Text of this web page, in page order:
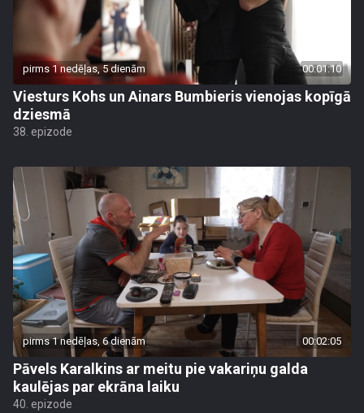
pirms 1 nedēļas, 5 dienām 00:01:10
Viesturs Kohs un Ainars Bumbieris vienojas kopīgā
dziesmā
38. epizode
pirms 1 nedēļas, 6 dienām 00:02:05
Pāvels Karalkins ar meitu pie vakariņu galda
kaulējas par ekrāna laiku
40. epizode